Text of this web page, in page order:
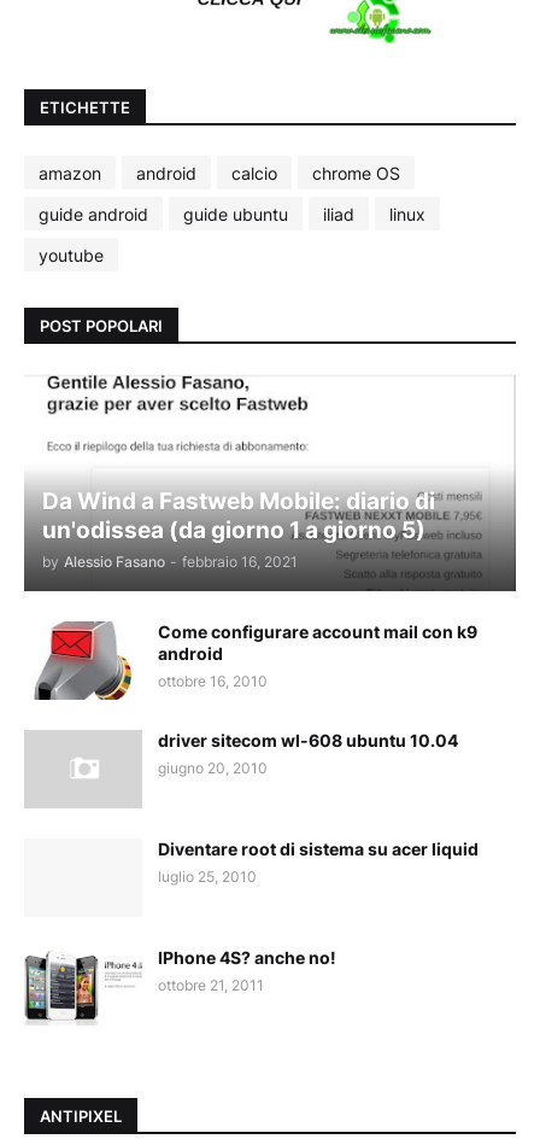
ETICHETTE
amazon android calcio
chrome OS
guide android
guide ubuntu iliad
linux
youtube
POST POPOLARI
Da Wind a Fastweb Mobile: diario di
un'odissea (da giorno 1 a giorno 5)
by Alessio Fasano - febbraio 16, 2021
Come configurare account mail con k9
android
ottobre 16, 2010
driver sitecom wl-608 ubuntu 10.04
giugno 20, 2010
Diventare root di sistema su acer liquid
luglio 25, 2010
IPhone 4S? anche no!
ottobre 21, 2011
ANTIPIXEL